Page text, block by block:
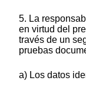
5. La
en virtud del
través de un
pruebas
a) Los datos